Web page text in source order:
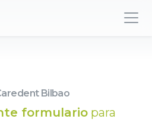
Bilbao
formulario para